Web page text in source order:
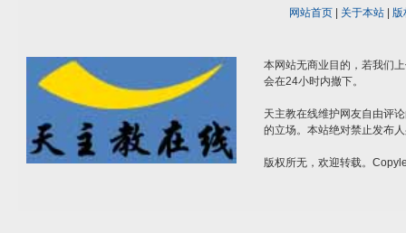
网站首页| 关于本站| 版
本网站无商业目的，若我们
会在24小时内撤下。
天主教在线维护网友自由评
的立场。本站绝对禁止发布
版权所无，欢迎转载。